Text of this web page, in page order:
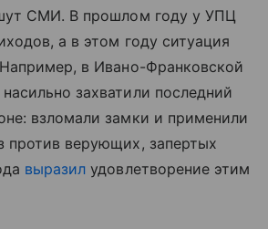
СМИ. В прошлом году у УПЦ
а в этом году ситуация
в Ивано-Франковской
захватили последний
взломали замки и применили
против верующих, запертых
выразил удовлетворение этим